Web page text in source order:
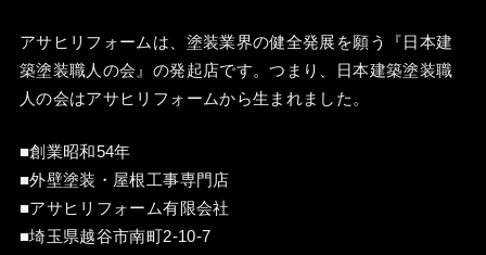
アサヒリフォームは、塗装業界の健全発展を願う『 日本建
築塗装職人の会 』の発起店です。つまり、日本建築塗装職
人の会はアサヒリフォームから生まれました。
■創業昭和54年
■外壁塗装・屋根工事専門店
■アサヒリフォーム有限会社
■埼玉県越谷市南町2-10-7